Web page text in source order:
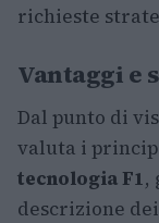
richieste
Vantaggi e
Dal punto di
valuta i
tecnologia F1,
descrizione